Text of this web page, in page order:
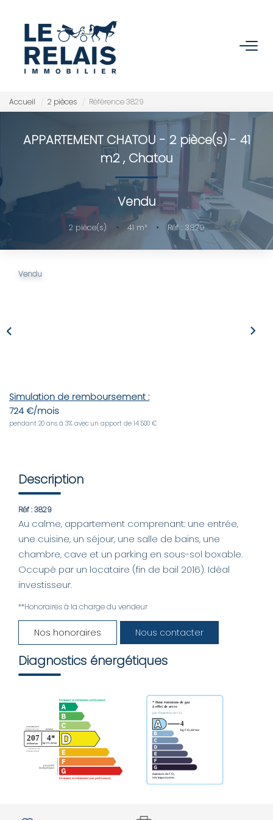
ACHETER
Nos Biens
Nos Services
VENDRE/ESTIMER
Estimer
Nos Références
GÉRER
PROGRAMMES NEUFS
AGENCE
CONTACT
Accueil 2 pièces Référence 3829
APPARTEMENT CHATOU - 2 pièce(s) - 41
m2, Chatou
Vendu
2 pièce(s) • 41 m² • Réf : 3829
Vendu
Simulation de remboursement :
724 €/mois
pendant 20 ans à 3% avec un apport de 14 500 €
Description
Réf : 3829
Au calme, appartement comprenant: une entrée,
une cuisine, un séjour, une salle de bains, une
chambre, cave et un parking en sous-sol boxable.
Occupé par un locataire (fin de bail 2016). Idéal
investisseur.
**Honoraires à la charge du vendeur
Nos honoraires Nous contacter
Diagnostics énergétiques